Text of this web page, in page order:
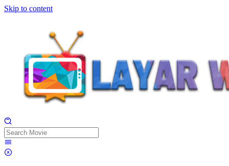
Skip to content